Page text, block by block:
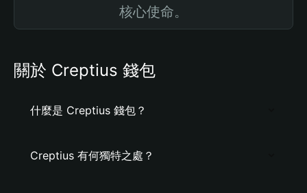
核心使命。
關於 Creptius 錢包
什麼是 Creptius 錢包？
Creptius 有何獨特之處？